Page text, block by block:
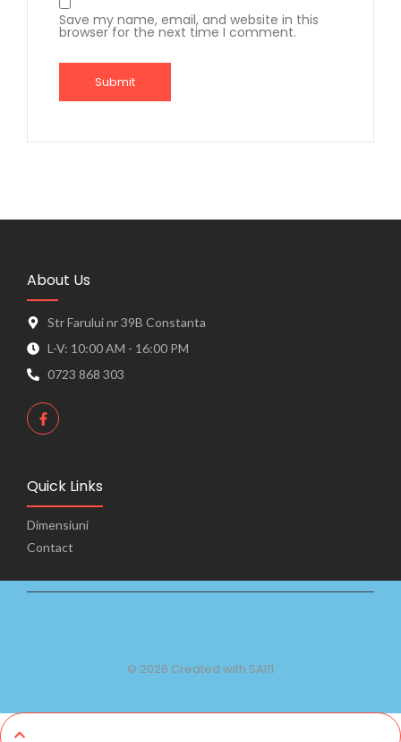
Save my name, email, and website in this
browser for the next time I comment.
About Us
Str Farului nr 39B Constanta
L-V: 10:00 AM - 16:00 PM
0723 868 303
Quick Links
Dimensiuni
Contact
© 2026 Created with SAI11